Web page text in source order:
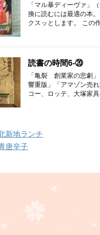
「マル暴ディーヴァ」
換に読むには最適の本
クスッとします。 この
読書の時間6-⑳
「亀裂 創業家の悲劇
響重版」「アマゾン売
コー、ロッテ、大塚家
新地ランチ
唐辛子